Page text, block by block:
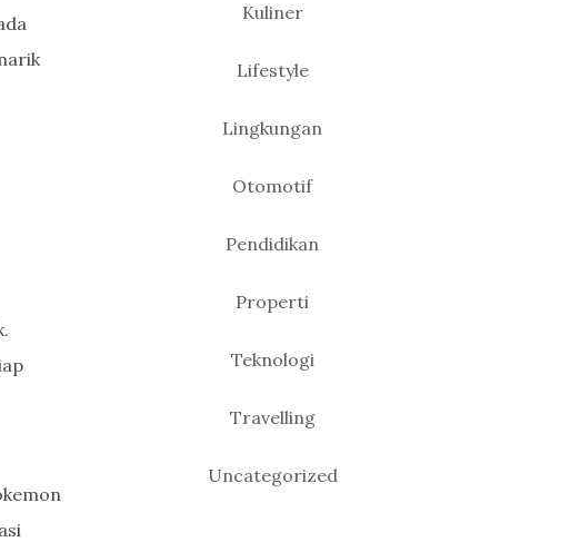
Kuliner
Lifestyle
Lingkungan
Otomotif
Pendidikan
Properti
Teknologi
Travelling
Uncategorized